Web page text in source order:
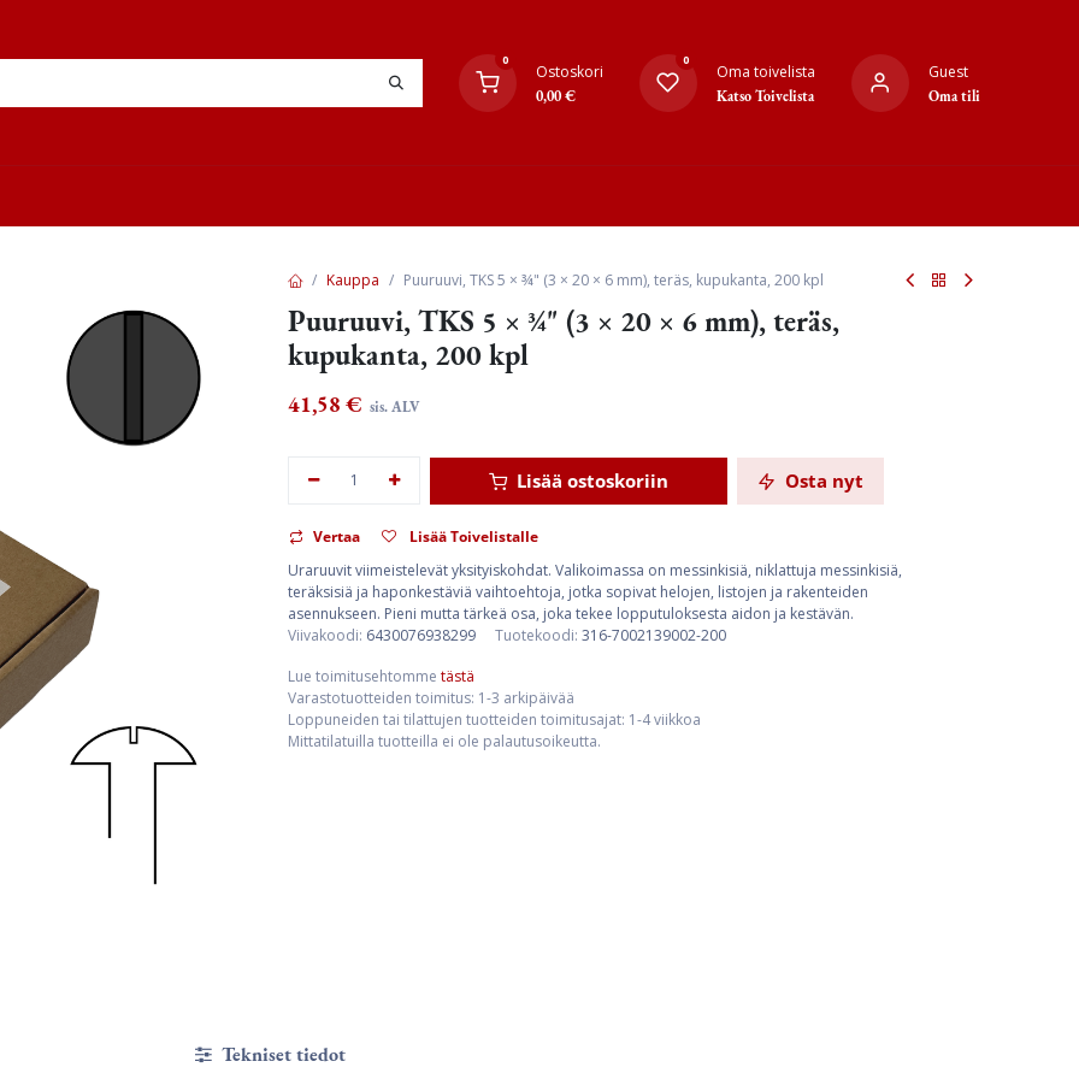
0
Ostoskori
0,00€
0
Oma toivelista
Katso Toivelista
Guest
Oma tili
Kauppa Puuruuvi, TKS 5 × ¾" (3 × 20 × 6 mm), teräs, kupukanta, 200 kpl
Puuruuvi, TKS 5 × ¾" (3 × 20 × 6 mm), teräs,
kupukanta, 200 kpl
41,58 € sis. ALV
Lisää ostoskoriin Osta nyt
Vertaa
Lisää Toivelistalle
Uraruuvit viimeistelevät yksityiskohdat. Valikoimassa on messinkisiä, niklattuja messinkisiä,
teräksisiä ja haponkestäviä vaihtoehtoja, jotka sopivat helojen, listojen ja rakenteiden
asennukseen. Pieni mutta tärkeä osa, joka tekee lopputuloksesta aidon ja kestävän.
Viivakoodi: 6430076938299 Tuotekoodi: 316-7002139002-200
Lue toimitusehtomme tästä
Varastotuotteiden toimitus: 1-3 arkipäivää
Loppuneiden tai tilattujen tuotteiden toimitusajat: 1-4 viikkoa
Mittatilatuilla tuotteilla ei ole palautusoikeutta.
Tekniset tiedot